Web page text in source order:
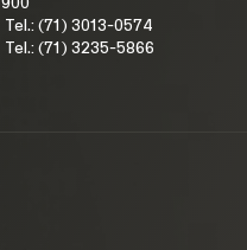
900
Tel.: (71) 3013-0574
Tel.: (71) 3235-5866